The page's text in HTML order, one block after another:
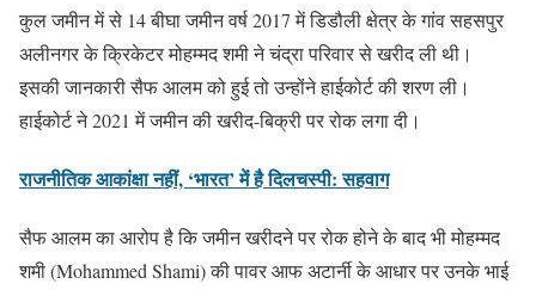
कुल जमीन में से 14 बीघा जमीन वर्ष 2017 में डिडौली क्षेत्र के गांव सहसपुर
अलीनगर के क्रिकेटर मोहम्मद शमी ने चंद्रा परिवार से खरीद ली थी।
इसकी जानकारी सैफ आलम को हुई तो उन्होंने हाईकोर्ट की शरण ली।
हाईकोर्ट ने 2021 में जमीन की खरीद-बिक्री पर रोक लगा दी।
राजनीतिक आकांक्षा नहीं, ‘भारत’ में है दिलचस्पी: सहवाग
सैफ आलम का आरोप है कि जमीन खरीदने पर रोक होने के बाद भी मोहम्मद
शमी (Mohammed Shami) की पावर आफ अटार्नी के आधार पर उनके भाई